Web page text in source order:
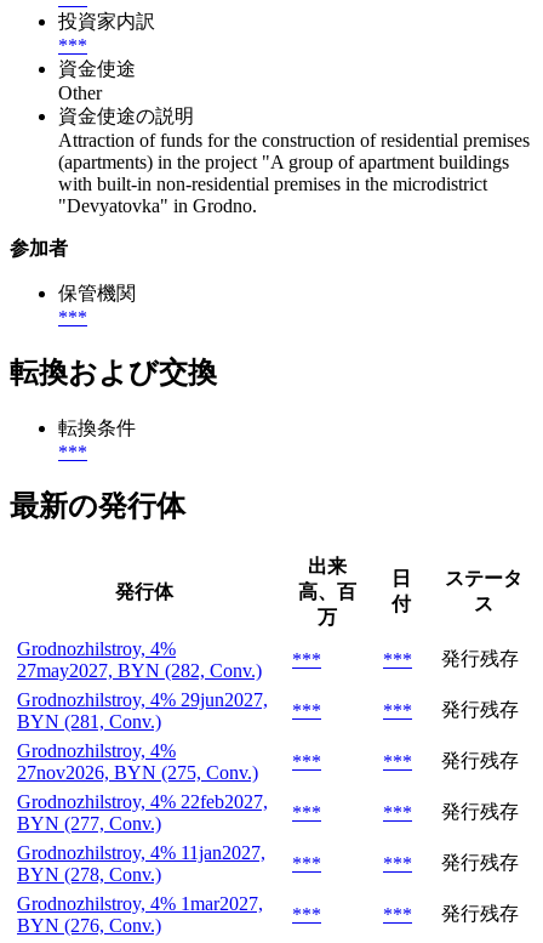
投資家内訳
***
資金使途
Other
資金使途の説明
Attraction of funds for the construction of residential premises
(apartments) in the project "A group of apartment buildings
with built-in non-residential premises in the microdistrict
"Devyatovka" in Grodno.
参加者
保管機関
***
転換および交換
転換条件
***
最新の発行体
発行体
出来
高、百
万
日
付
ステータ
ス
Grodnozhilstroy, 4%
27may2027, BYN (282, Conv.)
*** ***
発行残存
Grodnozhilstroy, 4% 29jun2027,
BYN (281, Conv.)
*** ***
発行残存
Grodnozhilstroy, 4%
27nov2026, BYN (275, Conv.)
*** ***
発行残存
Grodnozhilstroy, 4% 22feb2027,
BYN (277, Conv.)
*** ***
発行残存
Grodnozhilstroy, 4% 11jan2027,
BYN (278, Conv.)
*** ***
発行残存
Grodnozhilstroy, 4% 1mar2027,
BYN (276, Conv.)
*** ***
発行残存